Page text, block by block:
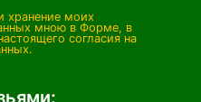
хранение моих
мною в Форме, в
согласия на